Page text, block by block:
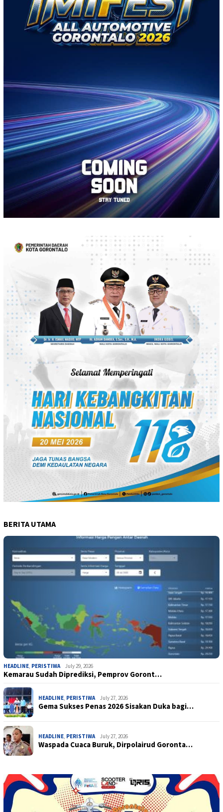
BERITA UTAMA
HEADLINE, PERISTIWA July 29, 2026
Kemarau Sudah Diprediksi, Pemprov Goront…
HEADLINE, PERISTIWA July 27, 2026
Gema Sukses Penas 2026 Sisakan Duka bagi…
HEADLINE, PERISTIWA July 27, 2026
Waspada Cuaca Buruk, Dirpolairud Goronta…